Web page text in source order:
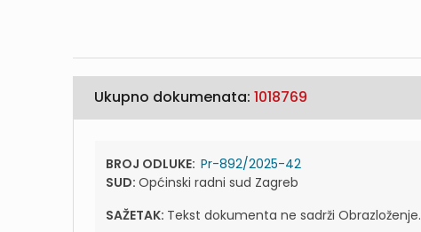
Ukupno dokumenata: 1018769
BROJ ODLUKE: Pr-892/2025-42
SUD: Općinski radni sud Zagreb
SAŽETAK: Tekst dokumenta ne sadrži Obrazloženje.